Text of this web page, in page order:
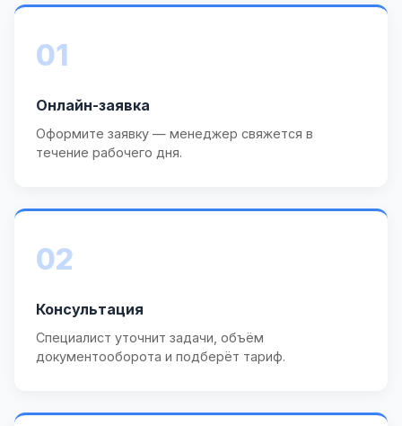
01
Онлайн-заявка
Оформите заявку — менеджер свяжется в
течение рабочего дня.
02
Консультация
Специалист уточнит задачи, объём
документооборота и подберёт тариф.